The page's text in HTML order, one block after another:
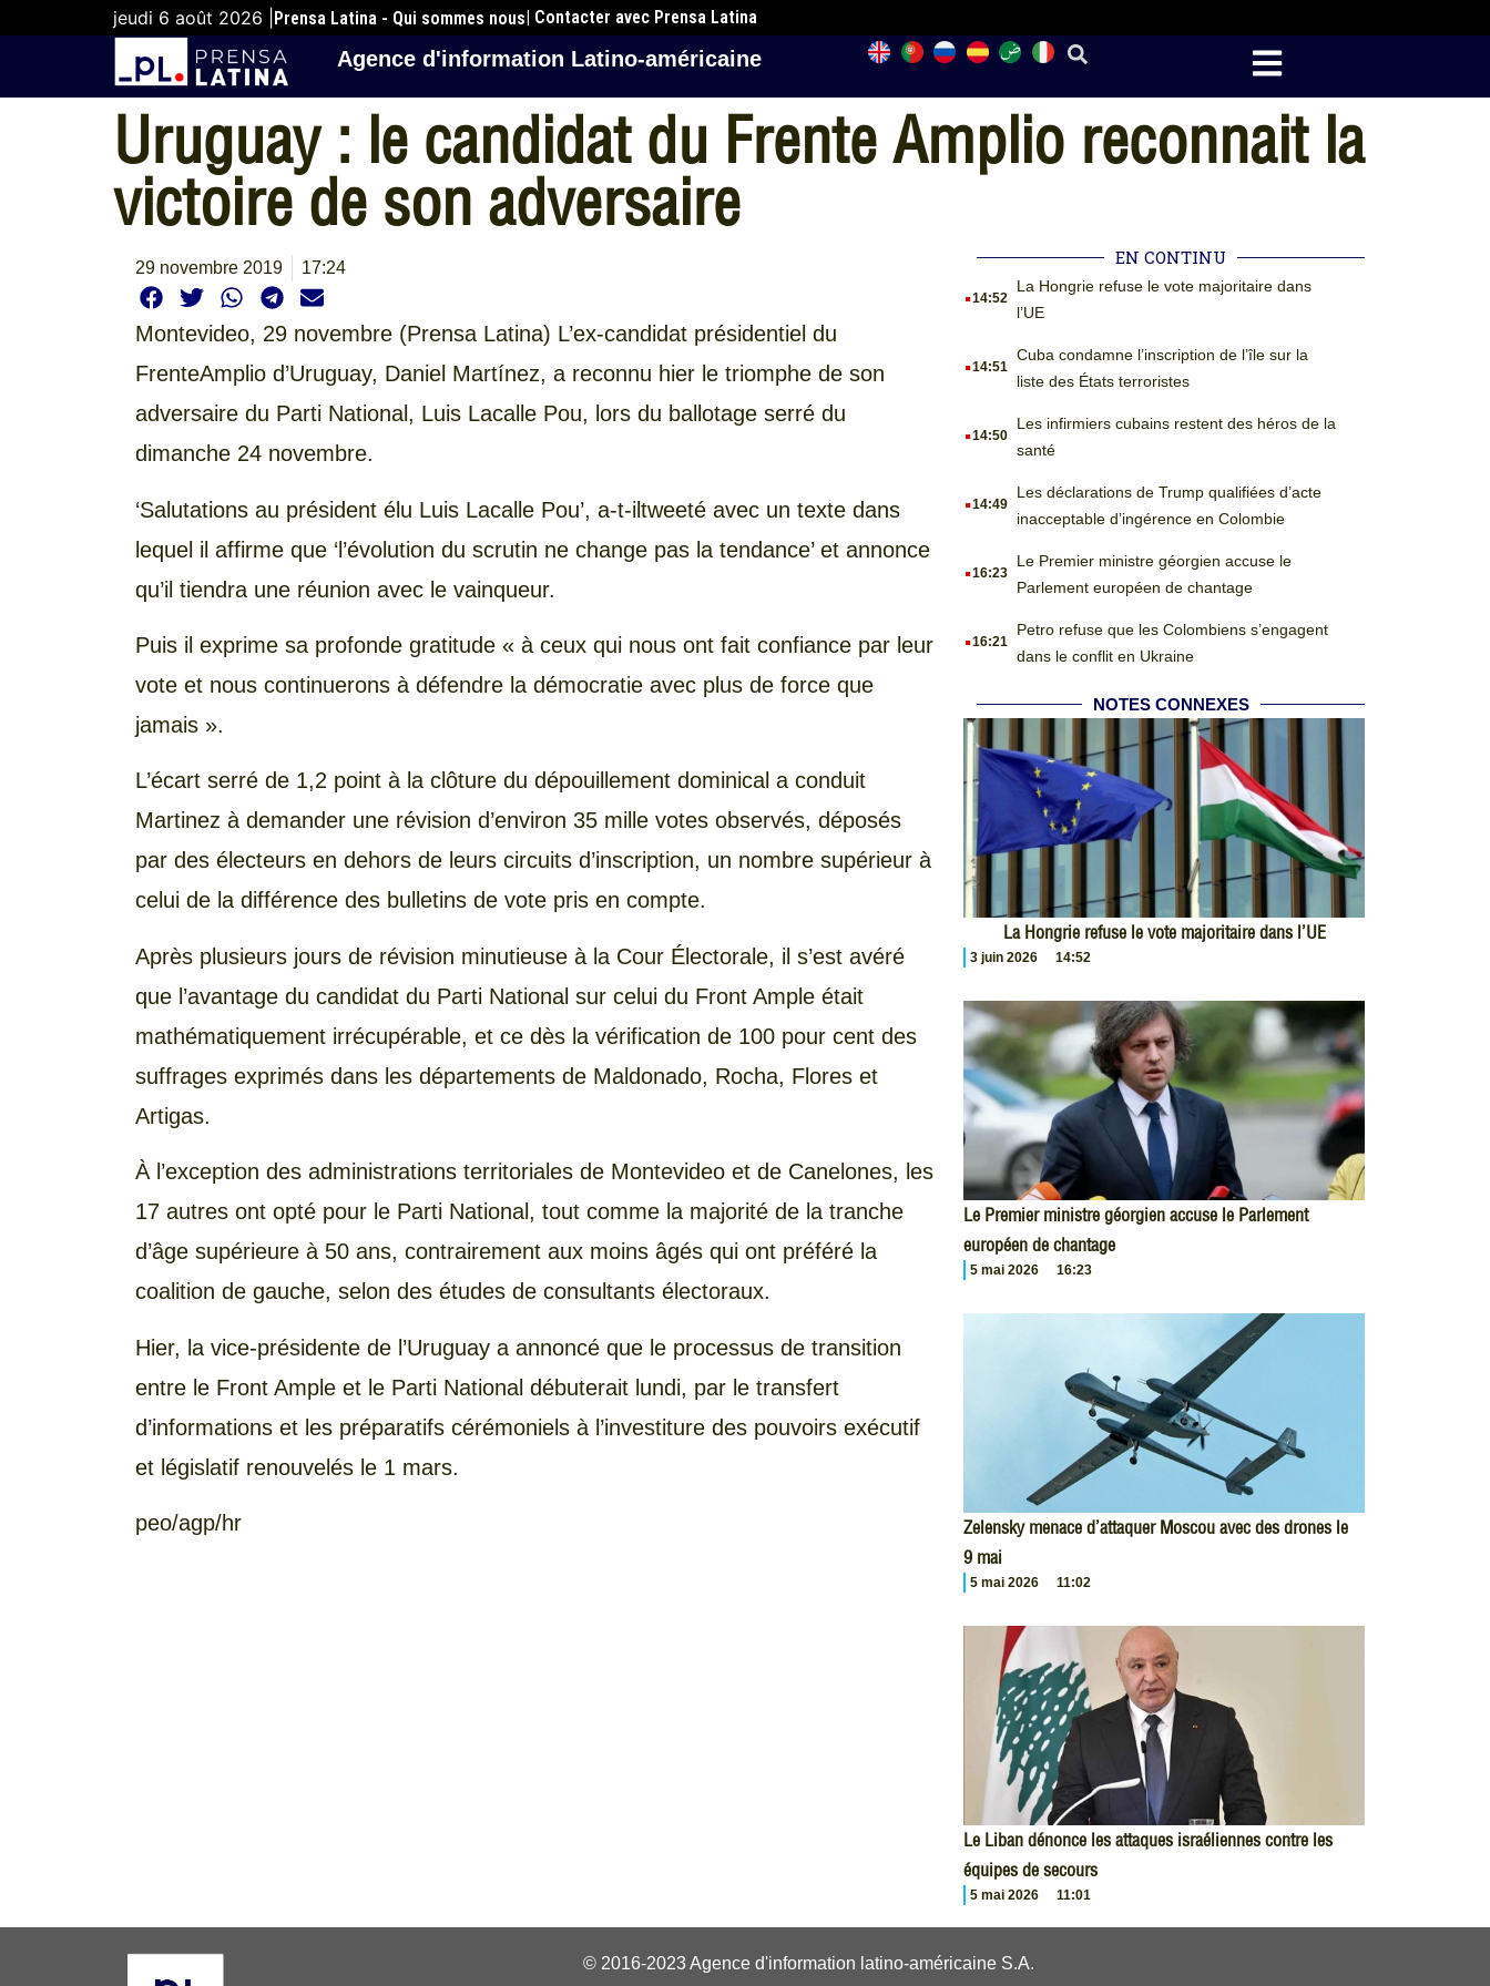
jeudi 6 août 2026 | Prensa Latina - Qui sommes nous| Contacter avec Prensa Latina
Agence d'information Latino-américaine
Uruguay : le candidat du Frente Amplio reconnait la
victoire de son adversaire
29 novembre 2019 17:24
Montevideo, 29 novembre (Prensa Latina) L’ex-candidat présidentiel du
FrenteAmplio d’Uruguay, Daniel Martínez, a reconnu hier le triomphe de son
adversaire du Parti National, Luis Lacalle Pou, lors du ballotage serré du
dimanche 24 novembre.
‘Salutations au président élu Luis Lacalle Pou’, a-t-iltweeté avec un texte dans
lequel il affirme que ‘l’évolution du scrutin ne change pas la tendance’ et annonce
qu’il tiendra une réunion avec le vainqueur.
Puis il exprime sa profonde gratitude « à ceux qui nous ont fait confiance par leur
vote et nous continuerons à défendre la démocratie avec plus de force que
jamais ».
L’écart serré de 1,2 point à la clôture du dépouillement dominical a conduit
Martinez à demander une révision d’environ 35 mille votes observés, déposés
par des électeurs en dehors de leurs circuits d’inscription, un nombre supérieur à
celui de la différence des bulletins de vote pris en compte.
Après plusieurs jours de révision minutieuse à la Cour Électorale, il s’est avéré
que l’avantage du candidat du Parti National sur celui du Front Ample était
mathématiquement irrécupérable, et ce dès la vérification de 100 pour cent des
suffrages exprimés dans les départements de Maldonado, Rocha, Flores et
Artigas.
À l’exception des administrations territoriales de Montevideo et de Canelones, les
17 autres ont opté pour le Parti National, tout comme la majorité de la tranche
d’âge supérieure à 50 ans, contrairement aux moins âgés qui ont préféré la
coalition de gauche, selon des études de consultants électoraux.
Hier, la vice-présidente de l’Uruguay a annoncé que le processus de transition
entre le Front Ample et le Parti National débuterait lundi, par le transfert
d’informations et les préparatifs cérémoniels à l’investiture des pouvoirs exécutif
et législatif renouvelés le 1 mars.
peo/agp/hr
EN CONTINU
.14:52
La Hongrie refuse le vote majoritaire dans
l’UE
.14:51
Cuba condamne l’inscription de l’île sur la
liste des États terroristes
.14:50
Les infirmiers cubains restent des héros de la
santé
.14:49
Les déclarations de Trump qualifiées d’acte
inacceptable d’ingérence en Colombie
.16:23
Le Premier ministre géorgien accuse le
Parlement européen de chantage
.16:21
Petro refuse que les Colombiens s’engagent
dans le conflit en Ukraine
NOTES CONNEXES
La Hongrie refuse le vote majoritaire dans l’UE
3 juin 2026 14:52
Le Premier ministre géorgien accuse le Parlement
européen de chantage
5 mai 2026 16:23
Zelensky menace d’attaquer Moscou avec des drones le
9 mai
5 mai 2026 11:02
Le Liban dénonce les attaques israéliennes contre les
équipes de secours
5 mai 2026 11:01
© 2016-2023 Agence d'information latino-américaine S.A.